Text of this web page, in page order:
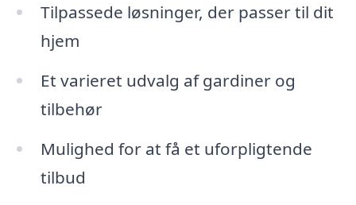
Tilpassede løsninger, der passer til dit
hjem
Et varieret udvalg af gardiner og
tilbehør
Mulighed for at få et uforpligtende
tilbud